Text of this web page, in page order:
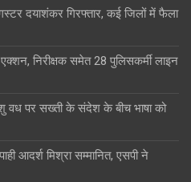
दयाशंकर गिरफ्तार, कई जिलों में फैला
निरीक्षक समेत 28 पुलिसकर्मी लाइन
वध पर सख्ती के संदेश के बीच भाषा को
आदर्श मिश्रा सम्मानित, एसपी ने